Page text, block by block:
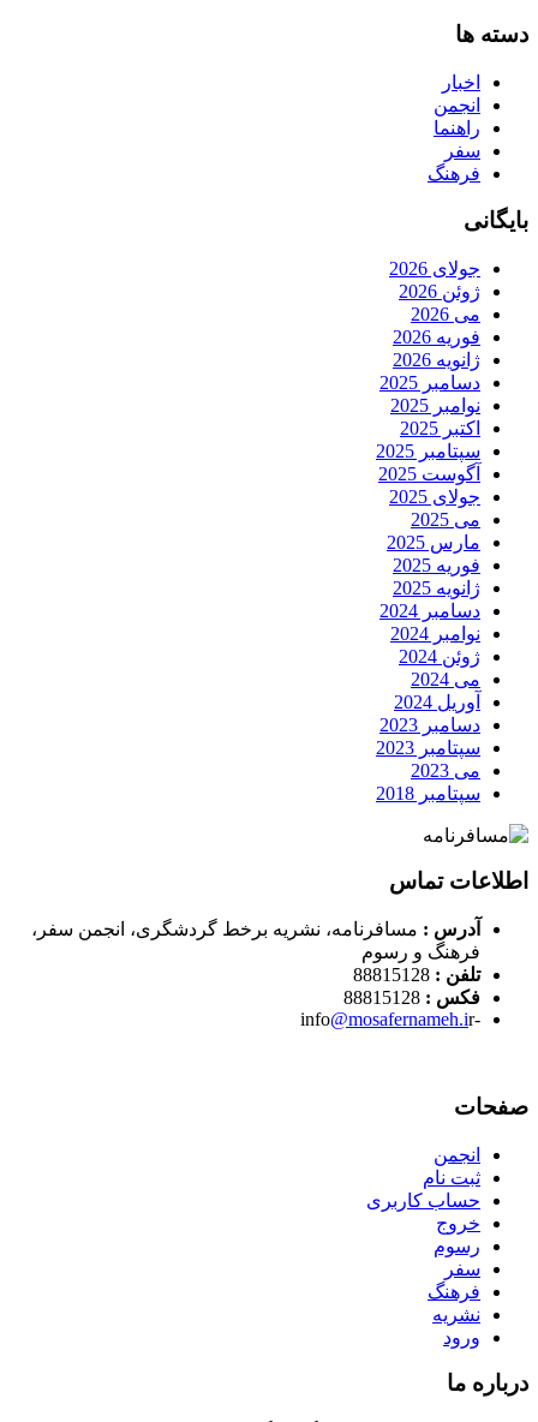
دسته ها
اخبار
انجمن
راهنما
سفر
فرهنگ
بایگانی
جولای 2026
ژوئن 2026
می 2026
فوریه 2026
ژانویه 2026
دسامبر 2025
نوامبر 2025
اکتبر 2025
سپتامبر 2025
آگوست 2025
جولای 2025
می 2025
مارس 2025
فوریه 2025
ژانویه 2025
دسامبر 2024
نوامبر 2024
ژوئن 2024
می 2024
آوریل 2024
دسامبر 2023
سپتامبر 2023
می 2023
سپتامبر 2018
اطلاعات تماس
آدرس : مسافرنامه، نشریه برخط گردشگری، انجمن سفر،
فرهنگ و رسوم
تلفن :
فکس :
-info
@mosafernameh.ir
صفحات
انجمن
ثبت نام
حساب کاربری
خروج
رسوم
سفر
فرهنگ
نشریه
ورود
درباره ما